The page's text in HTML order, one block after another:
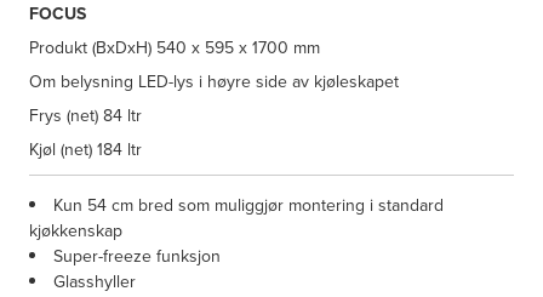
FOCUS
Produkt (BxDxH) 540 x 595 x 1700 mm
Om belysning LED-lys i høyre side av kjøleskapet
Frys (net)84 ltr
Kjøl (net)184 ltr
Kun 54 cm bred som muliggjør montering i standard
kjøkkenskap
Super-freeze funksjon
Glasshyller